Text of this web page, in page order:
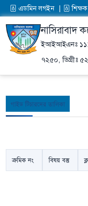
এডমিন লগইন
নাসিরাবাদ
ইআইআইএনঃ
৭২৫০, ডিগ্রীঃ
গাইড টিচারদের তালিকা
ক্রমিক নং বিষয় বস্তু